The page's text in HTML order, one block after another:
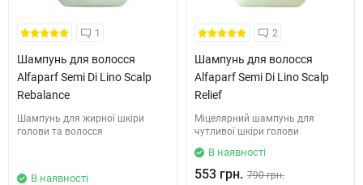
1
Шампунь для волосся
Alfaparf Semi Di Lino Scalp
Rebalance
Шампунь для жирної шкіри
голови та волосся
В наявності
2
Шампунь для волосся
Alfaparf Semi Di Lino Scalp
Relief
Міцелярний шампунь для
чутливої шкіри голови
В наявності
553 грн. 790 грн.